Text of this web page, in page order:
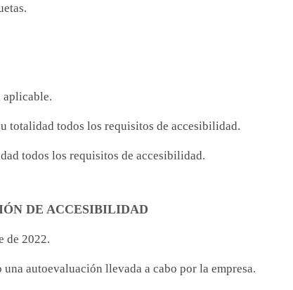
aplicable.
totalidad todos los requisitos de accesibilidad.
todos los requisitos de accesibilidad.
DE ACCESIBILIDAD
de 2022.
autoevaluación llevada a cabo por la empresa.